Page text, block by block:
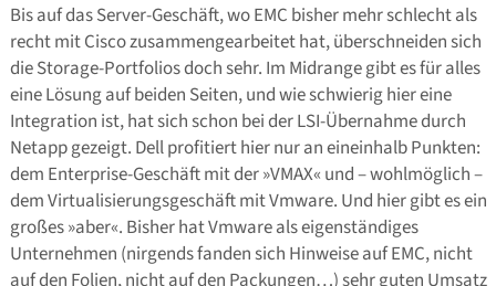
Bis auf das Server-Geschäft, wo EMC bisher mehr schlecht als
recht mit Cisco zusammengearbeitet hat, überschneiden sich
die Storage-Portfolios doch sehr. Im Midrange gibt es für alles
eine Lösung auf beiden Seiten, und wie schwierig hier eine
Integration ist, hat sich schon bei der LSI-Übernahme durch
Netapp gezeigt. Dell profitiert hier nur an eineinhalb Punkten:
dem Enterprise-Geschäft mit der »VMAX« und – wohlmöglich –
dem Virtualisierungsgeschäft mit Vmware. Und hier gibt es ein
großes »aber«. Bisher hat Vmware als eigenständiges
Unternehmen (nirgends fanden sich Hinweise auf EMC, nicht
auf den Folien, nicht auf den Packungen…) sehr guten Umsatz